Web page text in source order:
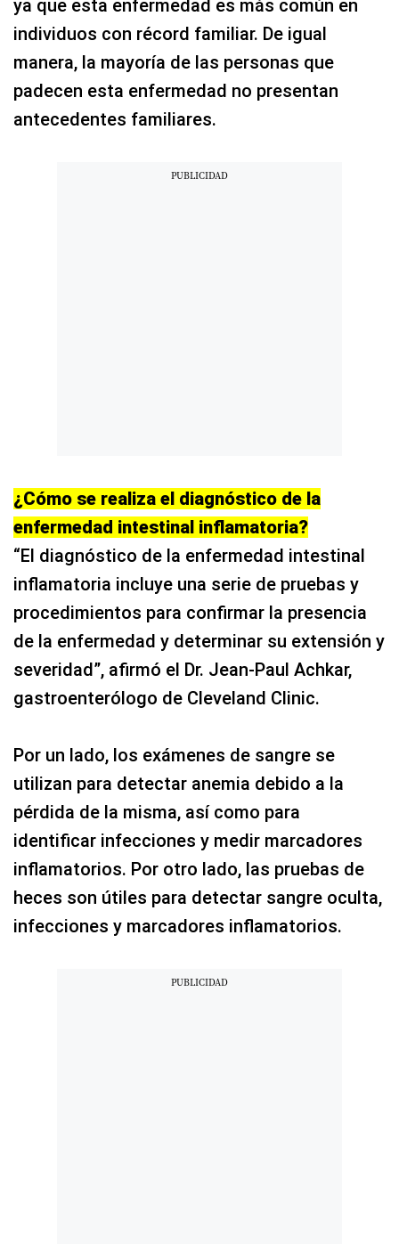
ya que esta enfermedad es más común en
individuos con récord familiar. De igual
manera, la mayoría de las personas que
padecen esta enfermedad no presentan
antecedentes familiares.
¿Cómo se realiza el diagnóstico de la
enfermedad intestinal inflamatoria?
“El diagnóstico de la enfermedad intestinal
inflamatoria incluye una serie de pruebas y
procedimientos para confirmar la presencia
de la enfermedad y determinar su extensión y
severidad”, afirmó el Dr. Jean-Paul Achkar,
gastroenterólogo de Cleveland Clinic.
Por un lado, los exámenes de sangre se
utilizan para detectar anemia debido a la
pérdida de la misma, así como para
identificar infecciones y medir marcadores
inflamatorios. Por otro lado, las pruebas de
heces son útiles para detectar sangre oculta,
infecciones y marcadores inflamatorios.